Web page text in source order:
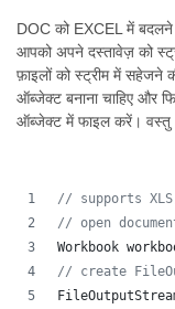
DOC को EXCEL में बदलने
आपको अपने दस्तावेज़ को
फ़ाइलों को स्ट्रीम में
ऑब्जेक्ट बनाना चाहिए और
ऑब्जेक्ट में फाइल करें।
// supports XLS,
// open
Workbook
// create